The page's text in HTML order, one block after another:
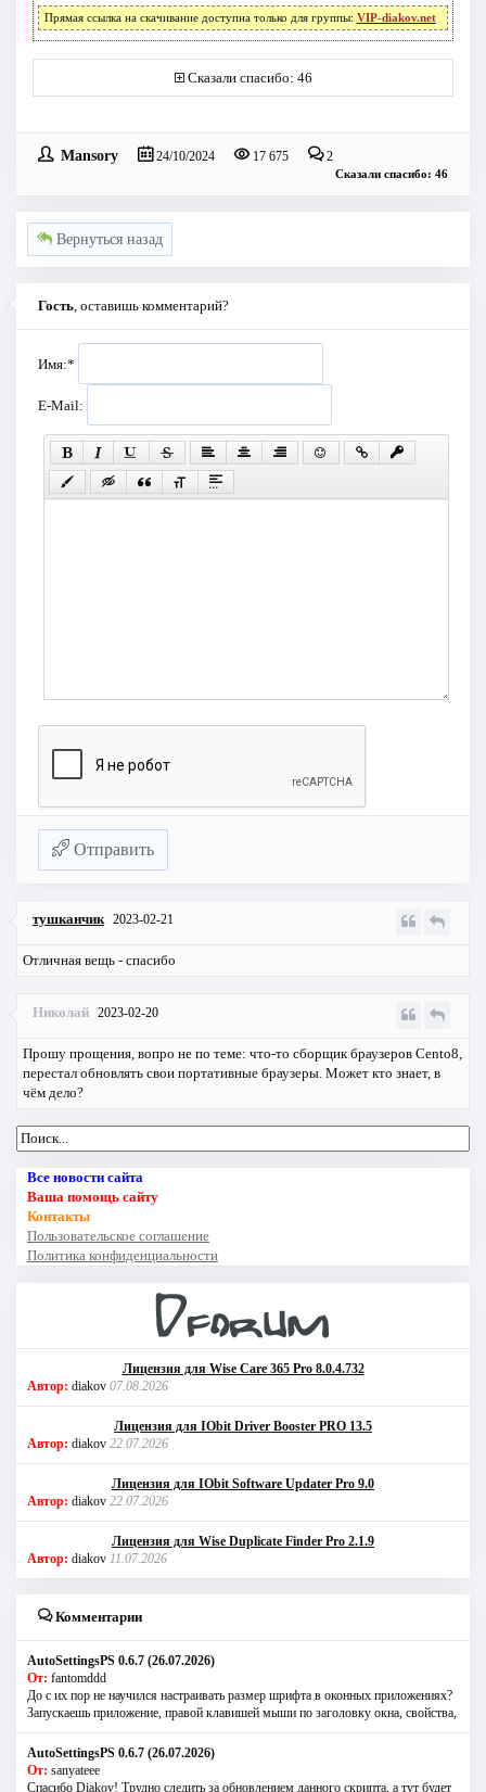
Прямая ссылка на скачивание доступна только для группы: VIP-diakov.net
Сказали спасибо: 46
Mansory 24/10/2024 17 675 2
Сказали спасибо: 46
Вернуться назад
Гость , оставишь комментарий?
Имя:*
E-Mail:
Отправить
тушканчик 2023-02-21
Отличная вещь - спасибо
Николай 2023-02-20
Прошу прощения, вопро не по теме: что-то сборщик браузеров Cento8,
перестал обновлять свои портативные браузеры. Может кто знает, в
чём дело?
Все новости сайта
Ваша помощь сайту
Контакты
Пользовательское соглашение
Политика конфиденциальности
Лицензия для Wise Care 365 Pro 8.0.4.732
Автор: diakov 07.08.2026
Лицензия для IObit Driver Booster PRO 13.5
Автор: diakov 22.07.2026
Лицензия для IObit Software Updater Pro 9.0
Автор: diakov 22.07.2026
Лицензия для Wise Duplicate Finder Pro 2.1.9
Автор: diakov 11.07.2026
Комментарии
AutoSettingsPS 0.6.7 (26.07.2026)
От: fantomddd
До с их пор не научился настраивать размер шрифта в оконных приложениях?
Запускаешь приложение, правой клавишей мыши по заголовку окна, свойства,
AutoSettingsPS 0.6.7 (26.07.2026)
От: sanyateee
Спасибо Diakov! Трудно следить за обновлением данного скрипта, а тут будет